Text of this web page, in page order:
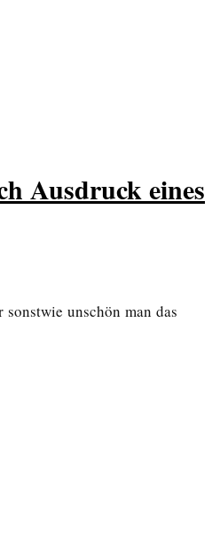
Ausdruck eines
unschön man das